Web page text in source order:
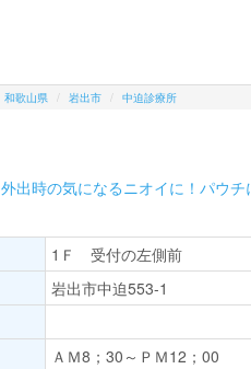
和歌山県 岩出市 中迫診療所
外出時の気になるニオイに！パウ
1Ｆ 受付の左側前
岩出市中迫553-1
ＡＭ8；30～ＰＭ12；00